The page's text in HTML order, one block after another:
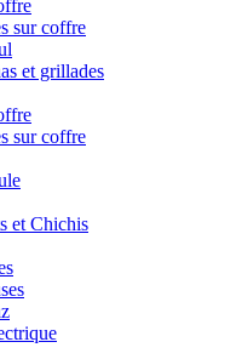
sur coffre
et grillades
sur coffre
et Chichis